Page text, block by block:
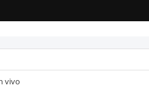
vivo